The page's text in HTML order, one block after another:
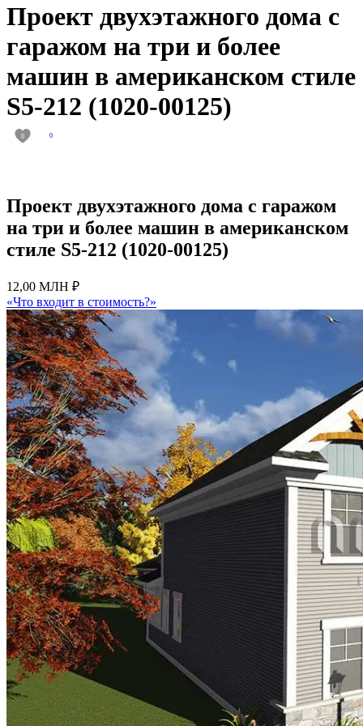
Проект двухэтажного дома с
гаражом на три и более
машин в американском стиле
S5-212 (1020-00125)
0 0
Проект двухэтажного дома с гаражом
на три и более машин в американском
стиле S5-212 (1020-00125)
12,00 МЛН ₽
«Что входит в стоимость?»